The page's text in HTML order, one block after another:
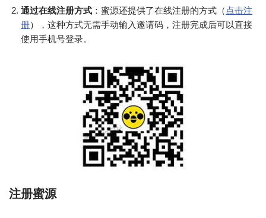
通过在线注册方式 ：蜜源还提供了在线注册的方式（ 点击注
册），这种方式无需手动输入邀请码，注册完成后可以直接
使用手机号登录。
注册蜜源